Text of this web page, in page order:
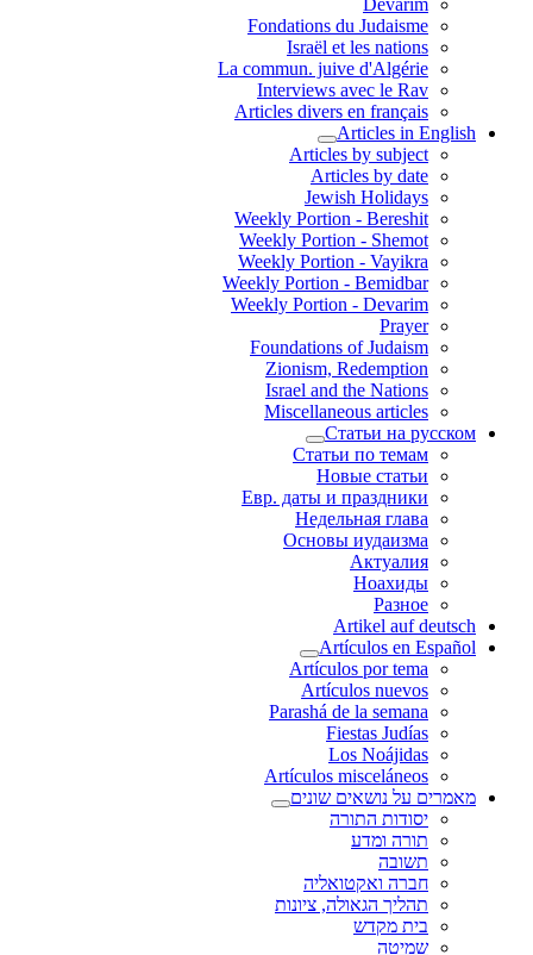
Devarim
Fondations du Judaisme
Israël et les nations
La commun. juive d'Algérie
Interviews avec le Rav
Articles divers en français
Articles in English
Articles by subject
Articles by date
Jewish Holidays
Weekly Portion - Bereshit
Weekly Portion - Shemot
Weekly Portion - Vayikra
Weekly Portion - Bemidbar
Weekly Portion - Devarim
Prayer
Foundations of Judaism
Zionism, Redemption
Israel and the Nations
Miscellaneous articles
Статьи на русском
Статьи по темам
Новые статьи
Евр. даты и праздники
Недельная глава
Основы иудаизма
Актуалия
Ноахиды
Разное
Artikel auf deutsch
Artículos en Español
Artículos por tema
Artículos nuevos
Parashá de la semana
Fiestas Judías
Los Noájidas
Artículos misceláneos
מאמרים על נושאים שונים
יסודות התורה
תורה ומדע
תשובה
חברה ואקטואליה
תהליך הגאולה, ציונות
בית מקדש
שמיטה